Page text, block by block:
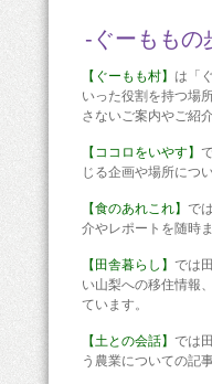
-ぐーももの
【ぐーもも村】 は「
いった役割を持つ場
さないご案内やご紹
【ココロをいやす】
じる企画や場所につ
【食のあれこれ】 で
介やレポートを随時
【田舎暮らし】 では
い山梨への移住情報
ています。
【土との会話】 では
う農業についての記